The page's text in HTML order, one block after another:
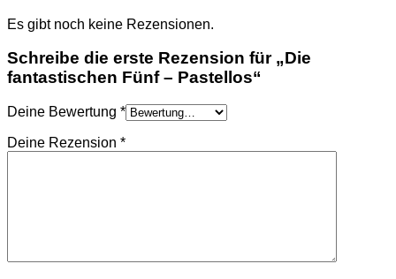
Es gibt noch keine Rezensionen.
Schreibe die erste Rezension für „Die
fantastischen Fünf – Pastellos“
Deine Bewertung *
Deine Rezension *